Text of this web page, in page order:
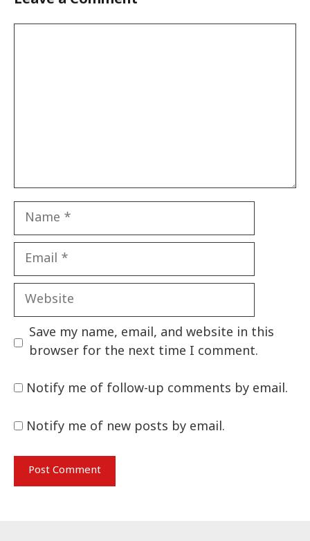
Name
Email
Website
Save my name, email, and website in this
browser for the next time I comment.
Notify me of follow-up comments by email.
Notify me of new posts by email.